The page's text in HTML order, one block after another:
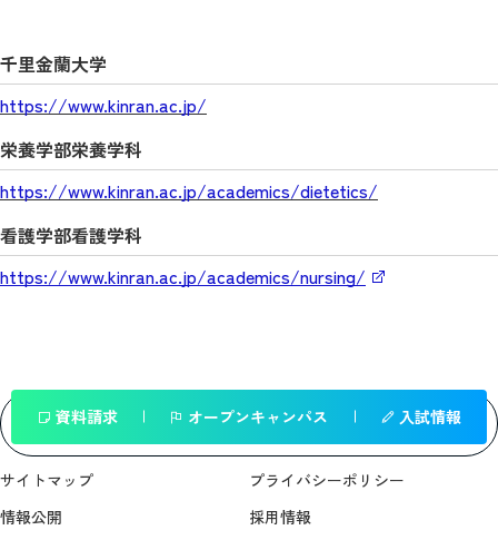
千里金蘭大学
https://www.kinran.ac.jp/
栄養学部栄養学科
https://www.kinran.ac.jp/academics/dietetics/
看護学部看護学科
https://www.kinran.ac.jp/academics/nursing/
一覧へ戻る
資料請求 オープンキャンパス 入試情報
サイトマップ
プライバシーポリシー
情報公開
採用情報